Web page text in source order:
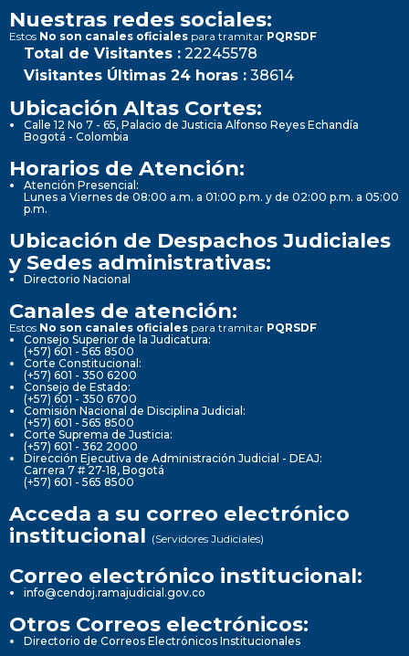
Nuestras redes sociales:
Estos No son canales oficiales para tramitar PQRSDF
Total de Visitantes : 22245578
Visitantes Últimas 24 horas : 38614
Ubicación Altas Cortes:
Calle 12 No 7 - 65, Palacio de Justicia Alfonso Reyes Echandía
Bogotá - Colombia
Horarios de Atención:
Atención Presencial:
Lunes a Viernes de 08:00 a.m. a 01:00 p.m. y de 02:00 p.m. a 05:00
p.m.
Ubicación de Despachos Judiciales
y Sedes administrativas:
Directorio Nacional
Canales de atención:
Estos No son canales oficiales para tramitar PQRSDF
Consejo Superior de la Judicatura:
(+57) 601 - 565 8500
Corte Constitucional:
(+57) 601 - 350 6200
Consejo de Estado:
(+57) 601 - 350 6700
Comisión Nacional de Disciplina Judicial:
(+57) 601 - 565 8500
Corte Suprema de Justicia:
(+57) 601 - 362 2000
Dirección Ejecutiva de Administración Judicial - DEAJ:
Carrera 7 # 27-18, Bogotá
(+57) 601 - 565 8500
Acceda a su correo electrónico
institucional (Servidores Judiciales)
Correo electrónico institucional:
info@cendoj.ramajudicial.gov.co
Otros Correos electrónicos:
Directorio de Correos Electrónicos Institucionales